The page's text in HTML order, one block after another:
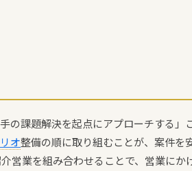
の課題解決を起点にアプローチする」
オ整備の順に取り組むことが、案件を
営業を組み合わせることで、営業にか